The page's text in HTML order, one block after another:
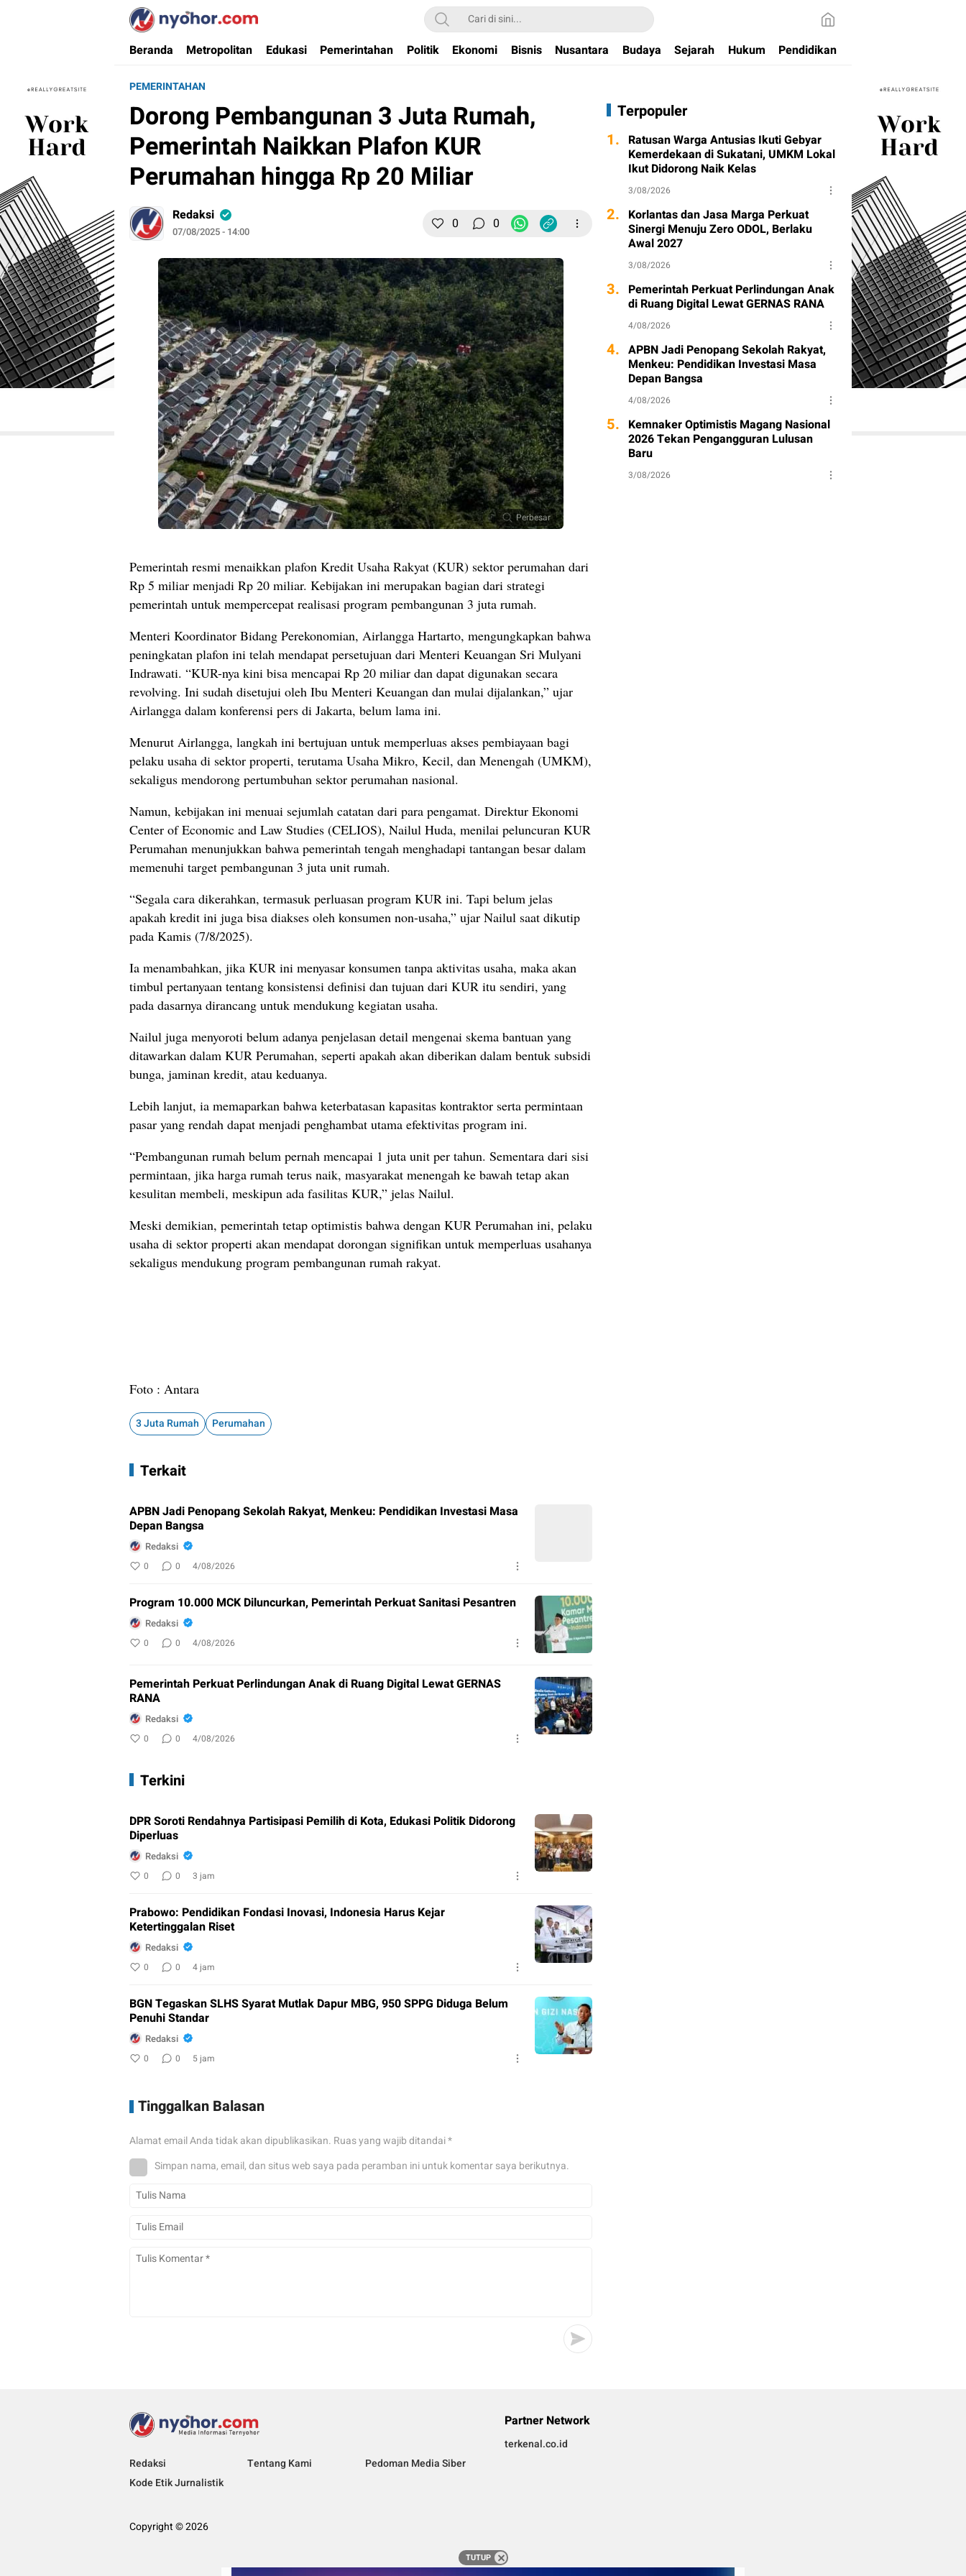
Nyohor.com
Media Informasi Ternyohor
Beranda Metropolitan Edukasi Pemerintahan Politik Ekonomi Bisnis Nusantara Budaya Sejarah Hukum Pendidikan
PEMERINTAHAN
Dorong Pembangunan 3 Juta Rumah,
Pemerintah Naikkan Plafon KUR
Perumahan hingga Rp 20 Miliar
Redaksi
07/08/2025 - 14:00 0 0
Perbesar
Pemerintah resmi menaikkan plafon Kredit Usaha Rakyat (KUR) sektor perumahan dari
Rp 5 miliar menjadi Rp 20 miliar. Kebijakan ini merupakan bagian dari strategi
pemerintah untuk mempercepat realisasi program pembangunan 3 juta rumah.
Menteri Koordinator Bidang Perekonomian, Airlangga Hartarto, mengungkapkan bahwa
peningkatan plafon ini telah mendapat persetujuan dari Menteri Keuangan Sri Mulyani
Indrawati. “KUR-nya kini bisa mencapai Rp 20 miliar dan dapat digunakan secara
revolving. Ini sudah disetujui oleh Ibu Menteri Keuangan dan mulai dijalankan,” ujar
Airlangga dalam konferensi pers di Jakarta, belum lama ini.
Menurut Airlangga, langkah ini bertujuan untuk memperluas akses pembiayaan bagi
pelaku usaha di sektor properti, terutama Usaha Mikro, Kecil, dan Menengah (UMKM),
sekaligus mendorong pertumbuhan sektor perumahan nasional.
Namun, kebijakan ini menuai sejumlah catatan dari para pengamat. Direktur Ekonomi
Center of Economic and Law Studies (CELIOS), Nailul Huda, menilai peluncuran KUR
Perumahan menunjukkan bahwa pemerintah tengah menghadapi tantangan besar dalam
memenuhi target pembangunan 3 juta unit rumah.
“Segala cara dikerahkan, termasuk perluasan program KUR ini. Tapi belum jelas
apakah kredit ini juga bisa diakses oleh konsumen non-usaha,” ujar Nailul saat dikutip
pada Kamis (7/8/2025).
Ia menambahkan, jika KUR ini menyasar konsumen tanpa aktivitas usaha, maka akan
timbul pertanyaan tentang konsistensi definisi dan tujuan dari KUR itu sendiri, yang
pada dasarnya dirancang untuk mendukung kegiatan usaha.
Nailul juga menyoroti belum adanya penjelasan detail mengenai skema bantuan yang
ditawarkan dalam KUR Perumahan, seperti apakah akan diberikan dalam bentuk subsidi
bunga, jaminan kredit, atau keduanya.
Lebih lanjut, ia memaparkan bahwa keterbatasan kapasitas kontraktor serta permintaan
pasar yang rendah dapat menjadi penghambat utama efektivitas program ini.
“Pembangunan rumah belum pernah mencapai 1 juta unit per tahun. Sementara dari sisi
permintaan, jika harga rumah terus naik, masyarakat menengah ke bawah tetap akan
kesulitan membeli, meskipun ada fasilitas KUR,” jelas Nailul.
Meski demikian, pemerintah tetap optimistis bahwa dengan KUR Perumahan ini, pelaku
usaha di sektor properti akan mendapat dorongan signifikan untuk memperluas usahanya
sekaligus mendukung program pembangunan rumah rakyat.
Foto : Antara
3 Juta Rumah Perumahan
Terkait
APBN Jadi Penopang Sekolah Rakyat, Menkeu: Pendidikan Investasi Masa
Depan Bangsa
Redaksi
0 0 4/08/2026
Program 10.000 MCK Diluncurkan, Pemerintah Perkuat Sanitasi Pesantren
Redaksi
0 0 4/08/2026
Pemerintah Perkuat Perlindungan Anak di Ruang Digital Lewat GERNAS
RANA
Redaksi
0 0 4/08/2026
Terkini
DPR Soroti Rendahnya Partisipasi Pemilih di Kota, Edukasi Politik Didorong
Diperluas
Redaksi
0 0 3 jam
Prabowo: Pendidikan Fondasi Inovasi, Indonesia Harus Kejar
Ketertinggalan Riset
Redaksi
0 0 4 jam
BGN Tegaskan SLHS Syarat Mutlak Dapur MBG, 950 SPPG Diduga Belum
Penuhi Standar
Redaksi
0 0 5 jam
Tinggalkan Balasan
Alamat email Anda tidak akan dipublikasikan. Ruas yang wajib ditandai*
Simpan nama, email, dan situs web saya pada peramban ini untuk komentar saya berikutnya.
Terpopuler
1. Ratusan Warga Antusias Ikuti Gebyar
Kemerdekaan di Sukatani, UMKM Lokal
Ikut Didorong Naik Kelas
3/08/2026
2. Korlantas dan Jasa Marga Perkuat
Sinergi Menuju Zero ODOL, Berlaku
Awal 2027
3/08/2026
3. Pemerintah Perkuat Perlindungan Anak
di Ruang Digital Lewat GERNAS RANA
4/08/2026
4. APBN Jadi Penopang Sekolah Rakyat,
Menkeu: Pendidikan Investasi Masa
Depan Bangsa
4/08/2026
5. Kemnaker Optimistis Magang Nasional
2026 Tekan Pengangguran Lulusan
Baru
3/08/2026
Redaksi Tentang Kami
Pedoman Media Siber
Kode Etik Jurnalistik
Partner Network
terkenal.co.id
Copyright © 2026
TUTUP